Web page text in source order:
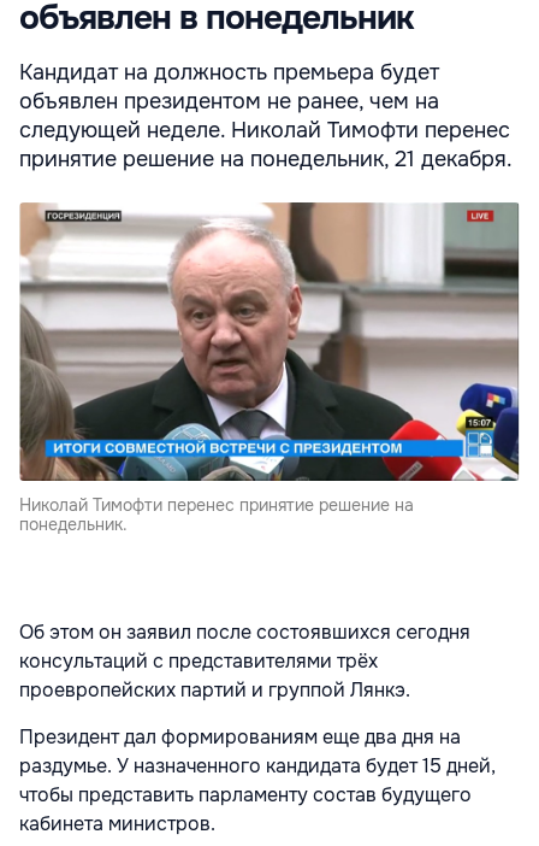
объявлен в понедельник
Кандидат на должность премьера будет
объявлен президентом не ранее, чем на
следующей неделе. Николай Тимофти перенес
принятие решение на понедельник, 21 декабря.
Николай Тимофти перенес принятие решение на
понедельник.
Об этом он заявил после состоявшихся сегодня
консультаций с представителями трёх
проевропейских партий и группой Лянкэ.
Президент дал формированиям еще два дня на
раздумье. У назначенного кандидата будет 15 дней,
чтобы представить парламенту состав будущего
кабинета министров.